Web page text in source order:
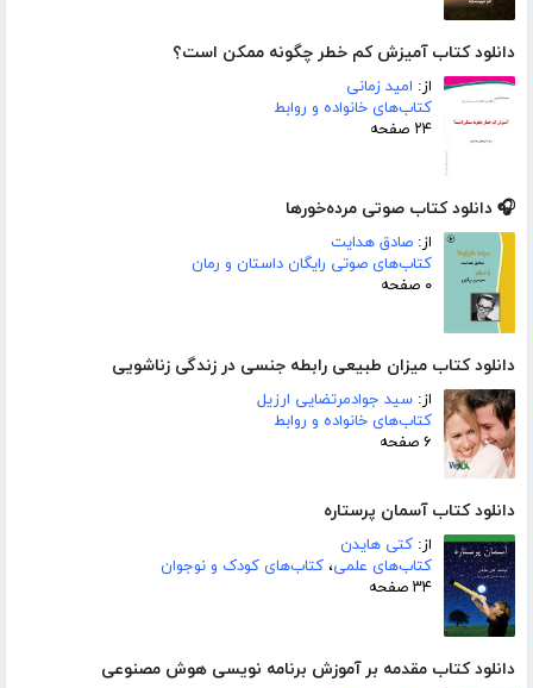
دانلود کتاب آمیزش کم خطر چگونه ممکن است؟
از: امید زمانی
کتاب‌های خانواده و روابط
۲۴ صفحه
🎧 دانلود کتاب صوتی مرده‌خورها
از: صادق هدایت
کتاب‌های صوتی رایگان داستان و رمان
۰ صفحه
دانلود کتاب میزان طبیعی رابطه جنسی در زندگی زناشویی
از: سید جوادمرتضایی ارزیل
کتاب‌های خانواده و روابط
۶ صفحه
دانلود کتاب آسمان پرستاره
از: کتی هایدن
کتاب‌های علمی، کتاب‌های کودک و نوجوان
۳۴ صفحه
دانلود کتاب مقدمه بر آموزش برنامه نویسی هوش مصنوعی